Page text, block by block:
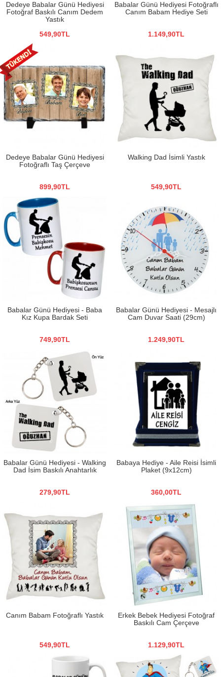
Dedeye Babalar Günü Hediyesi
Fotoğraf Baskılı Canım Dedem
Yastık
549,90TL
Babalar Günü Hediyesi Fotoğraflı
Canım Babam Hediye Seti
1.149,90TL
Dedeye Babalar Günü Hediyesi
Fotoğraflı Taş Çerçeve
899,90TL
Walking Dad İsimli Yastık
549,90TL
Babalar Günü Hediyesi - Baba
Kız Kupa Bardak Seti
749,90TL
Babalar Günü Hediyesi - Mesajlı
Cam Duvar Saati (29cm)
1.249,90TL
Babalar Günü Hediyesi - Walking
Dad İsim Baskılı Anahtarlık
279,90TL
Babaya Hediye - Aile Reisi İsimli
Plaket (9x12cm)
360,00TL
Canım Babam Fotoğraflı Yastık
549,90TL
Erkek Bebek Hediyesi Fotoğraf
Baskılı Cam Çerçeve
1.129,90TL